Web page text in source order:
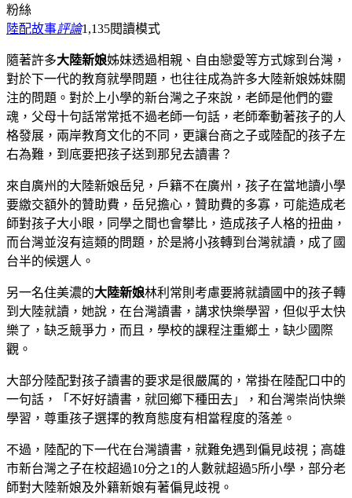
粉絲
陸配故事評論1,135閱讀模式
隨著許多大陸新娘姊妹透過相親、自由戀愛等方式嫁到台灣，
對於下一代的教育就學問題，也往往成為許多大陸新娘姊妹關
注的問題。對於上小學的新台灣之子來說，老師是他們的靈
魂，父母十句話常常抵不過老師一句話，老師牽動著孩子的人
格發展，兩岸教育文化的不同，更讓台商之子或陸配的孩子左
右為難，到底要把孩子送到那兒去讀書？
來自廣州的大陸新娘岳兒，戶籍不在廣州，孩子在當地讀小學
要繳交額外的贊助費，岳兒擔心，贊助費的多寡，可能造成老
師對孩子大小眼，同學之間也會攀比，造成孩子人格的扭曲，
而台灣並沒有這類的問題，於是將小孩轉到台灣就讀，成了國
台半的候選人。
另一名住美濃的大陸新娘林利常則考慮要將就讀國中的孩子轉
到大陸就讀，她說，在台灣讀書，講求快樂學習，但似乎太快
樂了，缺乏競爭力，而且，學校的課程注重鄉土，缺少國際
觀。
大部分陸配對孩子讀書的要求是很嚴厲的，常掛在陸配口中的
一句話，「不好好讀書，就回鄉下種田去」，和台灣崇尚快樂
學習，尊重孩子選擇的教育態度有相當程度的落差。
不過，陸配的下一代在台灣讀書，就難免遇到偏見歧視；高雄
市新台灣之子在校超過10分之1的人數就超過5所小學，部分老
師對大陸新娘及外籍新娘有著偏見歧視。